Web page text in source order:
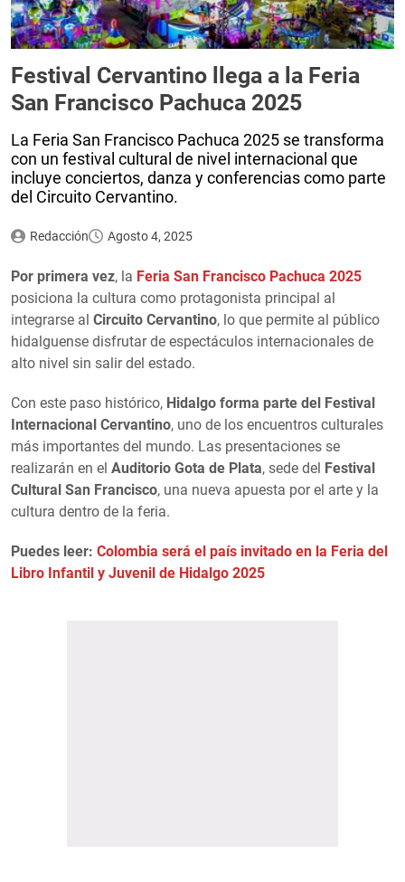
Festival Cervantino llega a la Feria
San Francisco Pachuca 2025
La Feria San Francisco Pachuca 2025 se transforma
con un festival cultural de nivel internacional que
incluye conciertos, danza y conferencias como parte
del Circuito Cervantino.
Redacción Agosto 4, 2025
Por primera vez, la Feria San Francisco Pachuca 2025
posiciona la cultura como protagonista principal al
integrarse al Circuito Cervantino, lo que permite al público
hidalguense disfrutar de espectáculos internacionales de
alto nivel sin salir del estado.
Con este paso histórico, Hidalgo forma parte del Festival
Internacional Cervantino, uno de los encuentros culturales
más importantes del mundo. Las presentaciones se
realizarán en el Auditorio Gota de Plata, sede del Festival
Cultural San Francisco, una nueva apuesta por el arte y la
cultura dentro de la feria.
Puedes leer: Colombia será el país invitado en la Feria del
Libro Infantil y Juvenil de Hidalgo 2025